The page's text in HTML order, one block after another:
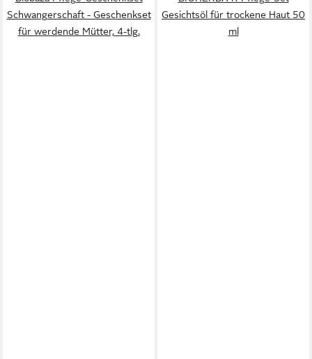
Schwangerschaft - Geschenkset
für werdende Mütter, 4-tlg.
Gesichtsöl für trockene Haut 50
ml